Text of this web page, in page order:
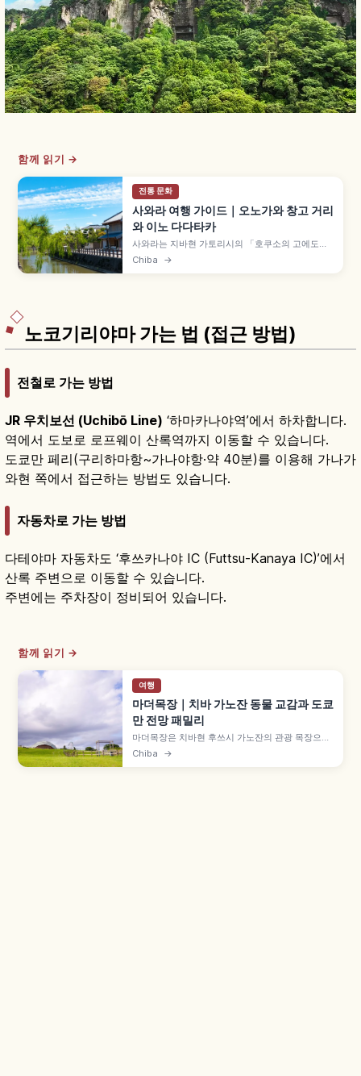
함께 읽기 →
전통 문화
사와라 여행 가이드｜오노가와 창고 거리
와 이노 다다타카
사와라는 지바현 가토리시의 「호쿠소의 고에도」
로 불리는 거리로, 1996년 중요전통적건조물군 보
Chiba →
노코기리야마 가는 법 (접근 방법)
전철로 가는 방법
JR 우치보선 (Uchibō Line) ‘하마카나야역’에서 하차합니다.
역에서 도보로 로프웨이 산록역까지 이동할 수 있습니다.
도쿄만 페리(구리하마항~가나야항·약 40분)를 이용해 가나가
와현 쪽에서 접근하는 방법도 있습니다.
자동차로 가는 방법
다테야마 자동차도 ‘후쓰카나야 IC (Futtsu-Kanaya IC)’에서
산록 주변으로 이동할 수 있습니다.
주변에는 주차장이 정비되어 있습니다.
함께 읽기 →
여행
마더목장｜치바 가노잔 동물 교감과 도쿄
만 전망 패밀리
마더목장은 치바현 후쓰시 가노잔의 관광 목장으로,
도쿄만을 내려다보는 넓은 부지에 자리합니다. 양·
Chiba →